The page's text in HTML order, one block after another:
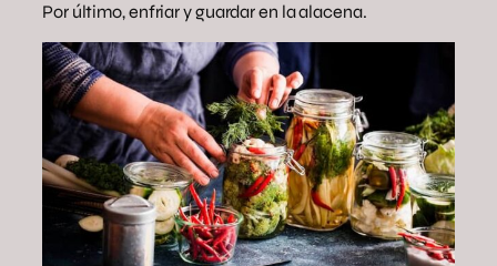
Por último, enfriar y guardar en la alacena.